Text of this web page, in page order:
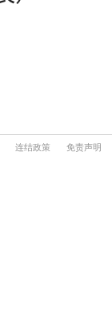
连结政策
免责声明